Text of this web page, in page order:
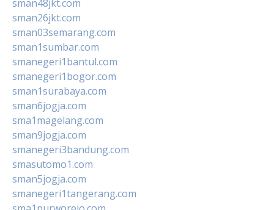
sman48jkt.com
sman26jkt.com
sman03semarang.com
sman1sumbar.com
smanegeri1bantul.com
smanegeri1bogor.com
sman1surabaya.com
sman6jogja.com
sma1magelang.com
sman9jogja.com
smanegeri3bandung.com
smasutomo1.com
sman5jogja.com
smanegeri1tangerang.com